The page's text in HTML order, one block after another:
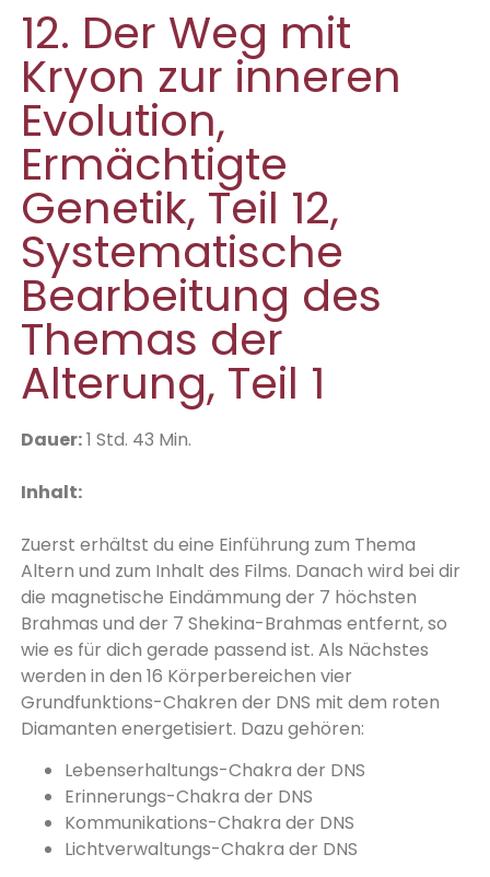
12. Der Weg mit
Kryon zur inneren
Evolution,
Ermächtigte
Genetik, Teil 12,
Systematische
Bearbeitung des
Themas der
Alterung, Teil 1
Dauer:1 Std. 43 Min.
Inhalt:
Zuerst erhältst du eine Einführung zum Thema
Altern und zum Inhalt des Films. Danach wird bei dir
die magnetische Eindämmung der 7 höchsten
Brahmas und der 7 Shekina-Brahmas entfernt, so
wie es für dich gerade passend ist. Als Nächstes
werden in den 16 Körperbereichen vier
Grundfunktions-Chakren der DNS mit dem roten
Diamanten energetisiert. Dazu gehören:
Lebenserhaltungs-Chakra der DNS
Erinnerungs-Chakra der DNS
Kommunikations-Chakra der DNS
Lichtverwaltungs-Chakra der DNS